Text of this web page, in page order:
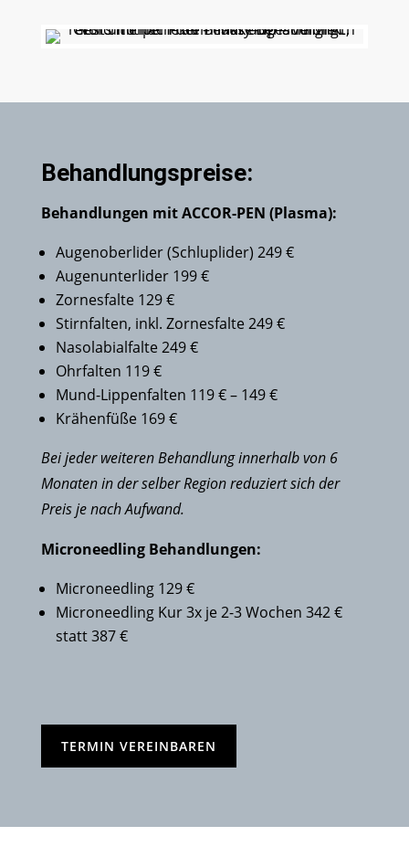
Behandlungspreise:
Behandlungen mit ACCOR-PEN (Plasma):
Augenoberlider (Schluplider) 249 €
Augenunterlider 199 €
Zornesfalte 129 €
Stirnfalten, inkl. Zornesfalte 249 €
Nasolabialfalte 249 €
Ohrfalten 119 €
Mund-Lippenfalten 119 € – 149 €
Krähenfüße 169 €
Bei jeder weiteren Behandlung innerhalb von 6
Monaten in der selber Region reduziert sich der
Preis je nach Aufwand.
Microneedling Behandlungen:
Microneedling 129 €
Microneedling Kur 3x je 2-3 Wochen 342 €
statt 387 €
TERMIN VEREINBAREN